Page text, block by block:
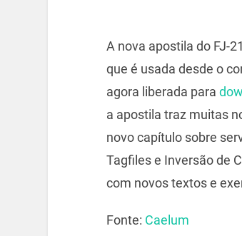
A nova apostila do FJ-
que é usada desde o
agora liberada para
a apostila traz muitas
novo capítulo sobre
Tagfiles e Inversão de
com novos textos e
Fonte: Caelum